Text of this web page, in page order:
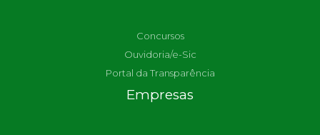
Concursos
Ouvidoria/e-Sic
Portal da Transparência
Empresas